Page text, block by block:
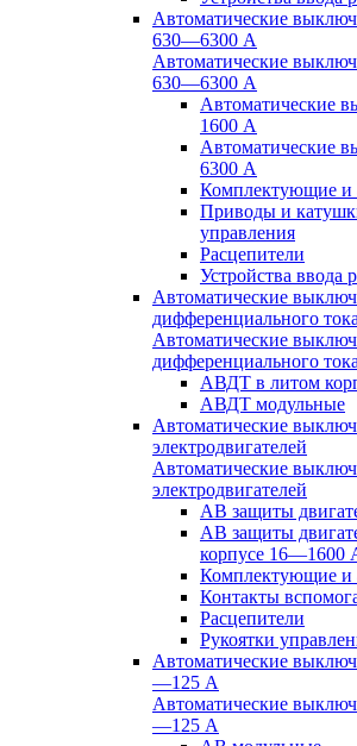
Автоматические
630—6300 А
Автоматические
630—6300 А
Автоматические
1600 А
Автоматические
6300 А
Комплектующие и
Приводы и
управления
Расцепители
Устройства ввода
Автоматические
дифференциального
Автоматические
дифференциального
АВДТ в литом
АВДТ модульные
Автоматические
электродвигателей
Автоматические
электродвигателей
АВ защиты
АВ защиты
корпусе 16—1600
Комплектующие и
Контакты
Расцепители
Рукоятки
Автоматические
—125 А
Автоматические
—125 А